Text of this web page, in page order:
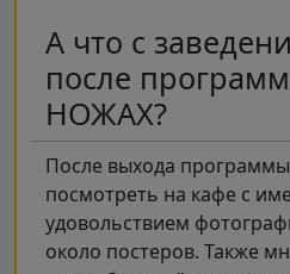
А что с
после
НОЖАХ?
После выхода
посмотреть на кафе с
удовольствием
около постеров. Также